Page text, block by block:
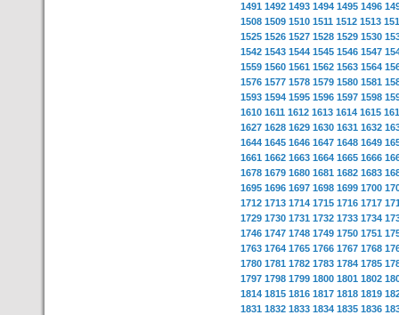
1491 1492 1493 1494 1495 1496
1508 1509 1510 1511 1512 1513
1525 1526 1527 1528 1529 1530
1542 1543 1544 1545 1546 1547
1559 1560 1561 1562 1563 1564
1576 1577 1578 1579 1580 1581
1593 1594 1595 1596 1597 1598
1610 1611 1612 1613 1614 1615
1627 1628 1629 1630 1631 1632
1644 1645 1646 1647 1648 1649
1661 1662 1663 1664 1665 1666
1678 1679 1680 1681 1682 1683
1695 1696 1697 1698 1699 1700
1712 1713 1714 1715 1716 1717
1729 1730 1731 1732 1733 1734
1746 1747 1748 1749 1750 1751
1763 1764 1765 1766 1767 1768
1780 1781 1782 1783 1784 1785
1797 1798 1799 1800 1801 1802
1814 1815 1816 1817 1818 1819
1831 1832 1833 1834 1835 1836